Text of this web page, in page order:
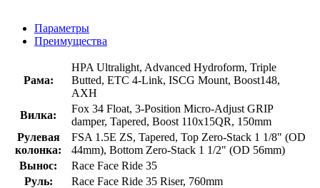
Параметры
Преимущества
Рама:
HPA Ultralight, Advanced Hydroform, Triple
Butted, ETC 4-Link, ISCG Mount, Boost148,
AXH
Вилка:
Fox 34 Float, 3-Position Micro-Adjust GRIP
damper, Tapered, Boost 110x15QR, 150mm
Рулевая
колонка:
FSA 1.5E ZS, Tapered, Top Zero-Stack 1 1/8" (OD
44mm), Bottom Zero-Stack 1 1/2" (OD 56mm)
Вынос:
Race Face Ride 35
Руль:
Race Face Ride 35 Riser, 760mm